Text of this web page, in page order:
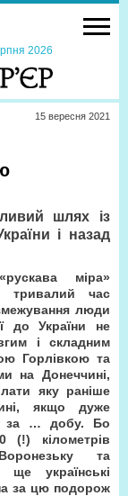
2026
15 вересня 2021
шлях із
і назад
міра»
тривалий час
люди
до України не
і складним
Горлівкою та
на Донеччині,
яку раніше
якщо дуже
за … добу. Бо
(!) кілометрів
та
українські
за цю подорож